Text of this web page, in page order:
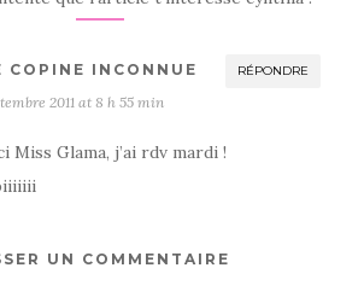
COPINE INCONNUE RÉPONDRE
2011 at 8 h 55 min
Miss Glama, j’ai rdv mardi !
UN COMMENTAIRE